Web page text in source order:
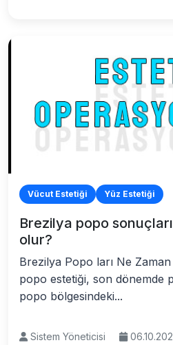
Vücut Estetiği Yüz Estetiği
Brezilya popo
olur?
Brezilya Popo ları Ne
popo estetiği, son dönemde
popo bölgesindeki...
Sistem Yöneticisi